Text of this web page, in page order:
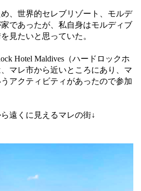
、世界的セレブリゾート、モルデ
であったが、私自身はモルディブ
見たいと思っていた。
Hotel Maldives（ハードロックホ
マレ市から近いところにあり、マ
アクティビティがあったので参加
遠くに見えるマレの街↓